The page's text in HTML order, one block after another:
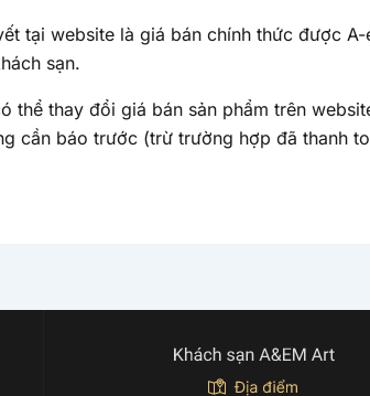
tại website là giá bán chính thức được
sạn.
thể thay đổi giá bán sản phẩm trên
cần báo trước (trừ trường hợp đã thanh